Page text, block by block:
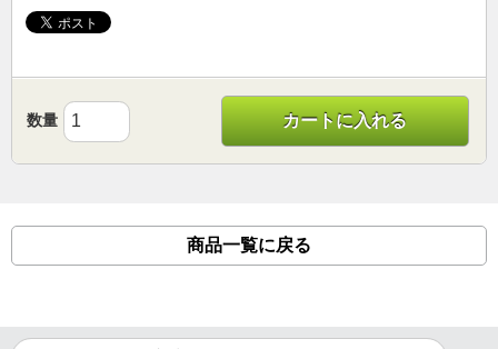
数量 カートに入れる
商品一覧に戻る